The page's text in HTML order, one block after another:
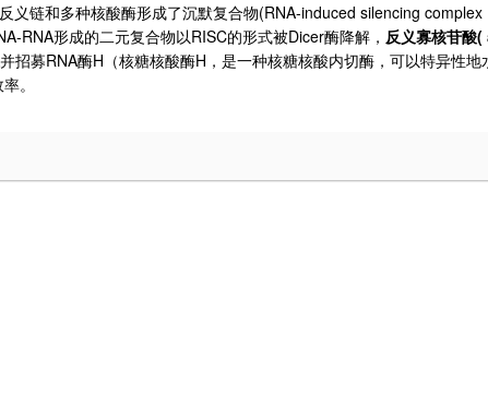
义链和多种核酸酶形成了沉默复合物(RNA-induced silencing complex
RNA形成的二元复合物以RISC的形式被Dicer酶降解， 反义寡核苷酸(
并招募RNA酶H （核糖核酸酶H ，是一种核糖核酸内切酶，可以特异性地
。